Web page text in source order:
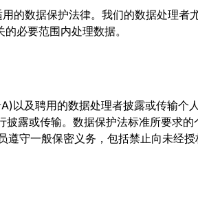
的数据保护法律。我们的数据处理者
必要范围内处理数据。
以及聘用的数据处理者披露或传输个
露或传输。数据保护法标准所要求
守一般保密义务，包括禁止向未经